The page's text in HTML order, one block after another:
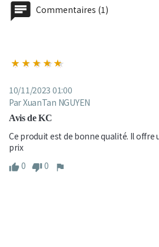
Commentaires (1)
10/11/2023 01:00
Par XuanTan NGUYEN
Avis de KC
Ce produit est de bonne qualité. Il
prix
0
0